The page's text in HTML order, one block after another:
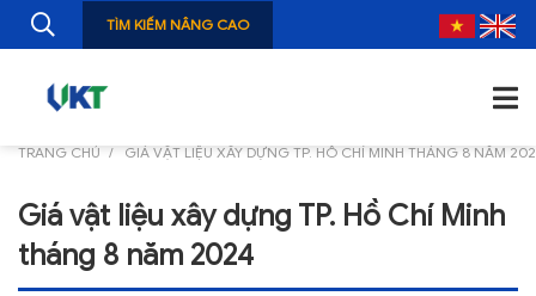
GIỚI THIỆU
TIN TỨC
TÌM KIẾM NÂNG CAO
TRANG CHỦ GIÁ VẬT LIỆU XÂY DỰNG TP. HỒ CHÍ MINH THÁNG 8 NĂM
Giá vật liệu xây dựng TP. Hồ Chí Minh
tháng 8 năm 2024